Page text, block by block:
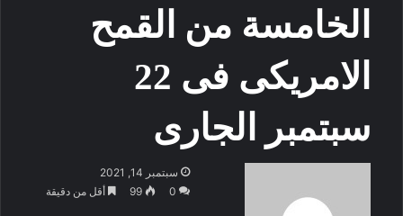
الخامسة من القمح
الامريكى فى 22
سبتمبر الجارى
أرسل
بريدا
سبتمبر 14, 2021
0
99 أقل من دقيقة